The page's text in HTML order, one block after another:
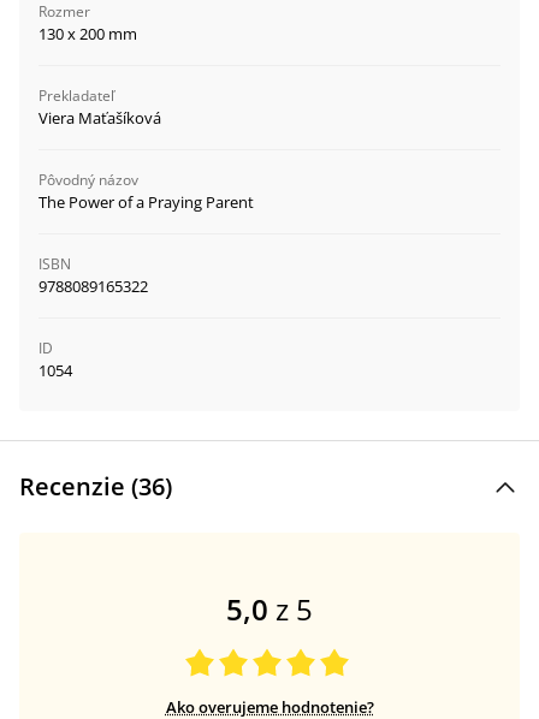
Rozmer
130 x 200 mm
Prekladateľ
Viera Maťašíková
Pôvodný názov
The Power of a Praying Parent
ISBN
9788089165322
ID
1054
Recenzie (36)
5,0 z 5
Ako overujeme hodnotenie?